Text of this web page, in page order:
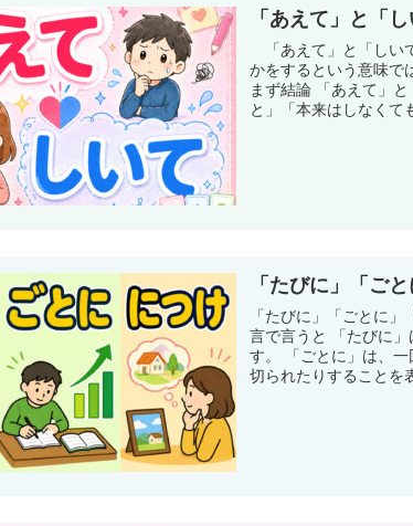
「あえて」と「
「あえて」と「しい
かをするという意味で
まず結論 「あえて」
と」「本来はしなくて
「たびに」「ご
「たびに」「ごとに
言で言うと 「たびに
す。 「ごとに」は、
切られたりすることを